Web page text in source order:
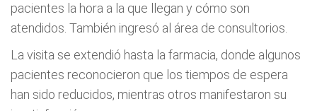
pacientes la hora a la que llegan y cómo son
atendidos. También ingresó al área de consultorios.
La visita se extendió hasta la farmacia, donde algunos
pacientes reconocieron que los tiempos de espera
han sido reducidos, mientras otros manifestaron su